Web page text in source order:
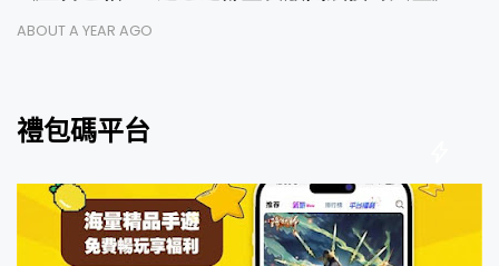
ABOUT A YEAR AGO
禮包碼平台